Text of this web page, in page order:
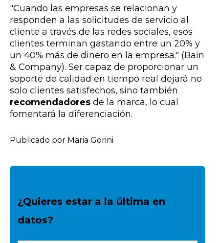
"Cuando las empresas se relacionan y
responden a las solicitudes de servicio al
cliente a través de las redes sociales, esos
clientes terminan gastando entre un 20% y
un 40% más de dinero en la empresa." (Bain
& Company). Ser capaz de proporcionar un
soporte de calidad en tiempo real dejará no
solo clientes satisfechos, sino también
recomendadores de la marca, lo cual
fomentará la diferenciación.
Publicado por Maria Gorini
¿Quieres estar a la última en
datos?